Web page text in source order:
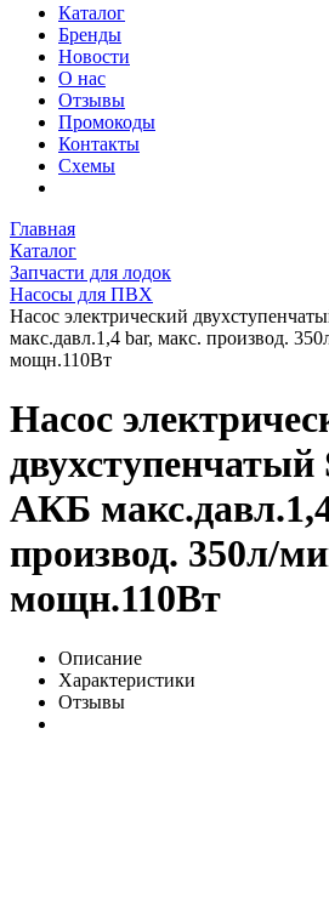
Каталог
Бренды
Новости
О нас
Отзывы
Промокоды
Контакты
Схемы
Главная
Каталог
Запчасти для лодок
Насосы для ПВХ
Насос электрический
макс.давл.1,4 bar, макс. производ.
мощн.110Вт
Насос
двухступенчатый
АКБ
производ. 350л/
мощн.110Вт
Описание
Характеристики
Отзывы